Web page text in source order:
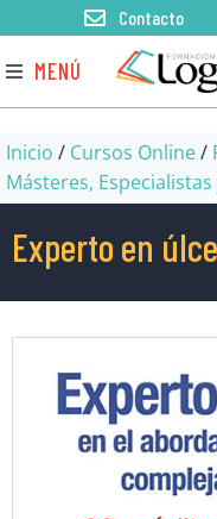
MENÚ
Contacto
Inicio / Cursos Online/
Másteres,
Experto en